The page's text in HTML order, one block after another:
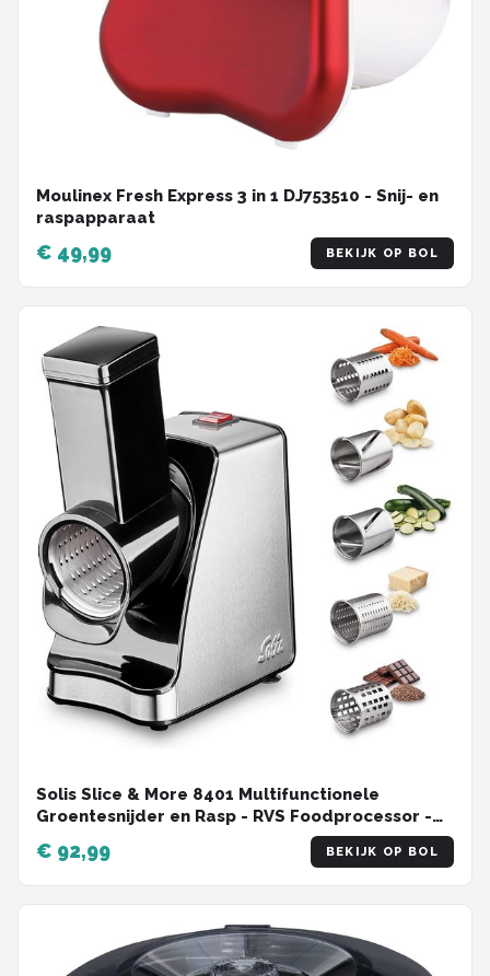
Moulinex Fresh Express 3 in 1 DJ753510 - Snij- en
raspapparaat
€ 49,99 BEKIJK OP BOL
Solis Slice & More 8401 Multifunctionele
Groentesnijder en Rasp - RVS Foodprocessor -
Hakmolen Elektrisch - Chopper - Zilver
€ 92,99 BEKIJK OP BOL